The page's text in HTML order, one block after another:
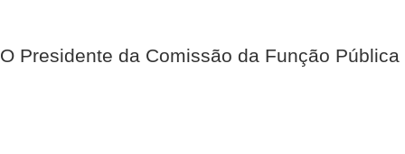
O Presidente da Comissão da Função Pública